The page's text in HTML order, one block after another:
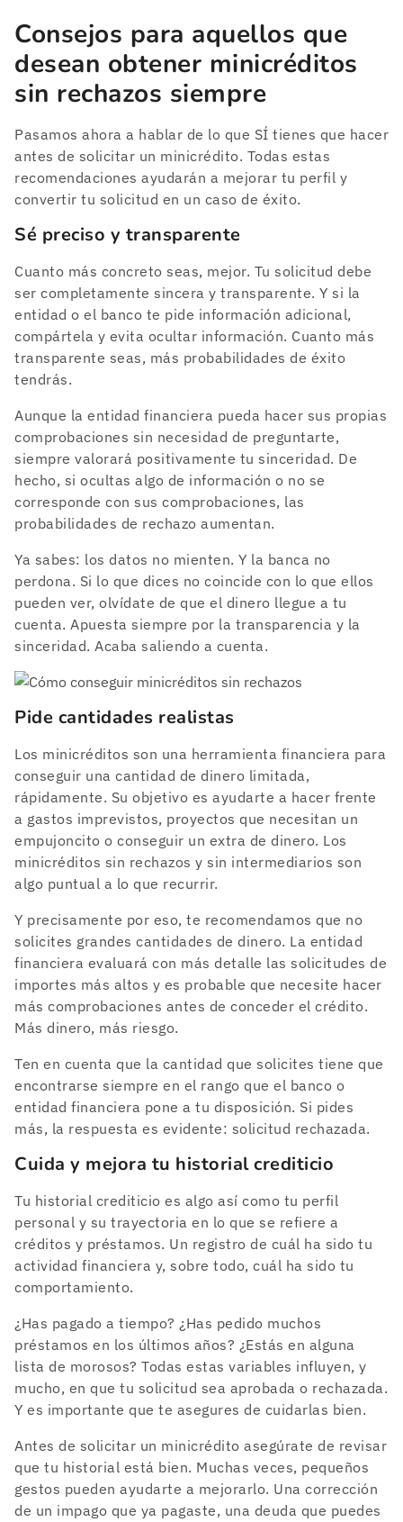
Consejos para aquellos que
desean obtener minicréditos
sin rechazos siempre
Pasamos ahora a hablar de lo que SÍ tienes que hacer
antes de solicitar un minicrédito. Todas estas
recomendaciones ayudarán a mejorar tu perfil y
convertir tu solicitud en un caso de éxito.
Sé preciso y transparente
Cuanto más concreto seas, mejor. Tu solicitud debe
ser completamente sincera y transparente. Y si la
entidad o el banco te pide información adicional,
compártela y evita ocultar información. Cuanto más
transparente seas, más probabilidades de éxito
tendrás.
Aunque la entidad financiera pueda hacer sus propias
comprobaciones sin necesidad de preguntarte,
siempre valorará positivamente tu sinceridad. De
hecho, si ocultas algo de información o no se
corresponde con sus comprobaciones, las
probabilidades de rechazo aumentan.
Ya sabes: los datos no mienten. Y la banca no
perdona. Si lo que dices no coincide con lo que ellos
pueden ver, olvídate de que el dinero llegue a tu
cuenta. Apuesta siempre por la transparencia y la
sinceridad. Acaba saliendo a cuenta.
Pide cantidades realistas
Los minicréditos son una herramienta financiera para
conseguir una cantidad de dinero limitada,
rápidamente. Su objetivo es ayudarte a hacer frente
a gastos imprevistos, proyectos que necesitan un
empujoncito o conseguir un extra de dinero. Los
minicréditos sin rechazos y sin intermediarios son
algo puntual a lo que recurrir.
Y precisamente por eso, te recomendamos que no
solicites grandes cantidades de dinero. La entidad
financiera evaluará con más detalle las solicitudes de
importes más altos y es probable que necesite hacer
más comprobaciones antes de conceder el crédito.
Más dinero, más riesgo.
Ten en cuenta que la cantidad que solicites tiene que
encontrarse siempre en el rango que el banco o
entidad financiera pone a tu disposición. Si pides
más, la respuesta es evidente: solicitud rechazada.
Cuida y mejora tu historial crediticio
Tu historial crediticio es algo así como tu perfil
personal y su trayectoria en lo que se refiere a
créditos y préstamos. Un registro de cuál ha sido tu
actividad financiera y, sobre todo, cuál ha sido tu
comportamiento.
¿Has pagado a tiempo? ¿Has pedido muchos
préstamos en los últimos años? ¿Estás en alguna
lista de morosos? Todas estas variables influyen, y
mucho, en que tu solicitud sea aprobada o rechazada.
Y es importante que te asegures de cuidarlas bien.
Antes de solicitar un minicrédito asegúrate de revisar
que tu historial está bien. Muchas veces, pequeños
gestos pueden ayudarte a mejorarlo. Una corrección
de un impago que ya pagaste, una deuda que puedes